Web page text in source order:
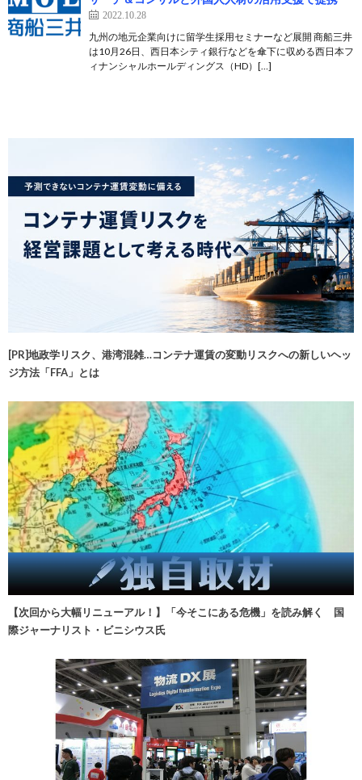
2022.10.28
九州の地元企業向けに留学生採用セミナーなど展開 商船三井
は10月26日、西日本シティ銀行などを傘下に収める西日本フ
ィナンシャルホールディングス（HD）[…]
[PR]地政学リスク、港湾混雑…コンテナ運賃の変動リスクへの新しいヘッ
ジ方法「FFA」とは
【次回から大幅リニューアル！】「今そこにある危機」を読み解く 国
際ジャーナリスト・ビニシウス氏